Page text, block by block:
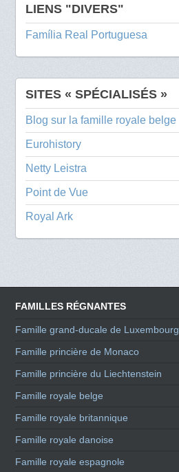
LIENS "DIVERS"
Família Real Portuguesa
SITES « SPÉCIALISÉS »
Blog sur la famille royale belge
Eurohistory
Netty Leistra
Point de Vue
Royal Ark
FAMILLES RÉGNANTES
Famille grand-ducale de Luxembourg
Famille princière de Monaco
Famille princière du Liechtenstein
Famille royale belge
Famille royale britannique
Famille royale danoise
Famille royale espagnole